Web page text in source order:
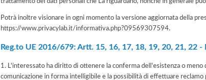
Potrà inoltre visionare in ogni momento la versione aggiornata della
https://www.privacylab.it/informativa.php?09569307594.
Reg.to UE 2016/679: Artt. 15, 16, 17, 18, 19, 20, 21, 22
1. L'interessato ha diritto di ottenere la conferma dell'esistenza o
comunicazione in forma intelligibile e la possibilità di effettuare reclamo